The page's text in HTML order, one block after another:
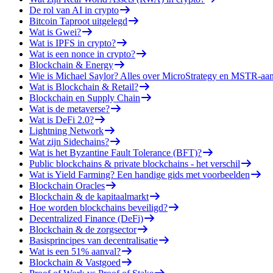
De rol van AI in crypto
Bitcoin Taproot uitgelegd
Wat is Gwei?
Wat is IPFS in crypto?
Wat is een nonce in crypto?
Blockchain & Energy
Wie is Michael Saylor? Alles over MicroStrategy en MSTR-
Wat is Blockchain & Retail?
Blockchain en Supply Chain
Wat is de metaverse?
Wat is DeFi 2.0?
Lightning Network
Wat zijn Sidechains?
Wat is het Byzantine Fault Tolerance (BFT)?
Public blockchains & private blockchains - het verschil
Wat is Yield Farming? Een handige gids met voorbeelden
Blockchain Oracles
Blockchain & de kapitaalmarkt
Hoe worden blockchains beveiligd?
Decentralized Finance (DeFi)
Blockchain & de zorgsector
Basisprincipes van decentralisatie
Wat is een 51% aanval?
Blockchain & Vastgoed